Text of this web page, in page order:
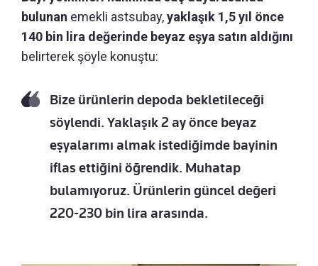
bulunan emekli astsubay,yaklaşık 1,5 yıl önce
140 bin lira değerinde beyaz eşya satın aldığını
belirterek şöyle konuştu:
Bize ürünlerin depoda bekletileceği
söylendi. Yaklaşık 2 ay önce beyaz
eşyalarımı almak istediğimde bayinin
iflas ettiğini öğrendik. Muhatap
bulamıyoruz. Ürünlerin güncel değeri
220-230 bin lira arasında.